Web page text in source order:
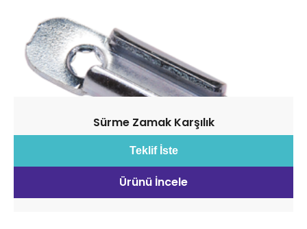
Sürme Zamak Karşılık
Teklif İste
Ürünü İncele